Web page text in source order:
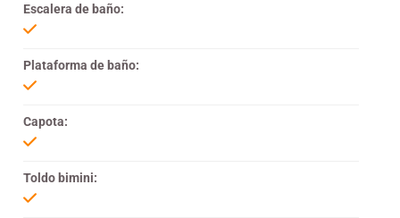
Escalera de baño:
Plataforma de baño:
Capota:
Toldo bimini: